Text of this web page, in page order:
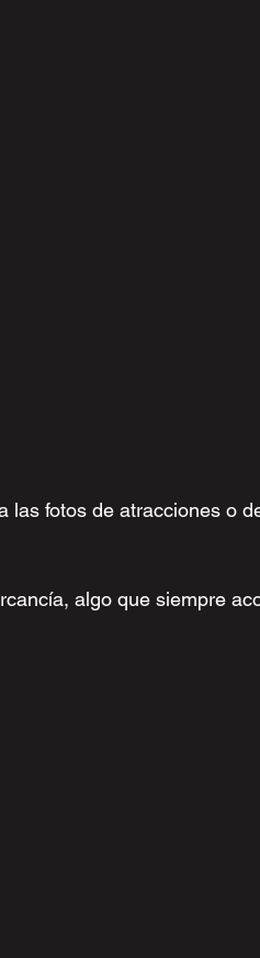
las fotos de atracciones o
algo que siempre